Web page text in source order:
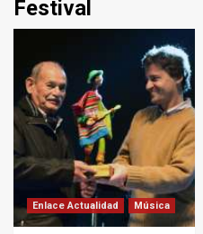
Festival
Enlace Actualidad Música